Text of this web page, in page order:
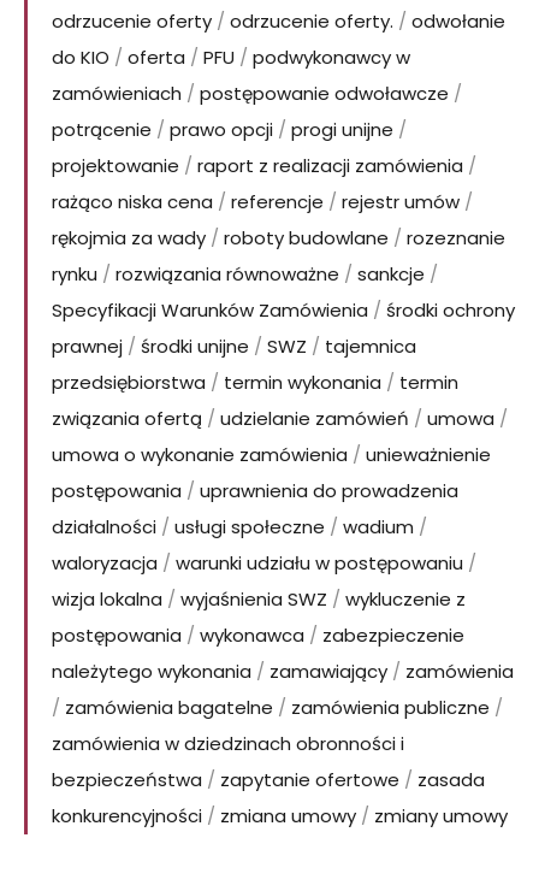
odrzucenie oferty / odrzucenie oferty. / odwołanie
do KIO / oferta / PFU / podwykonawcy w
zamówieniach / postępowanie odwoławcze /
potrącenie / prawo opcji / progi unijne /
projektowanie / raport z realizacji zamówienia /
rażąco niska cena / referencje / rejestr umów /
rękojmia za wady / roboty budowlane / rozeznanie
rynku / rozwiązania równoważne / sankcje /
Specyfikacji Warunków Zamówienia / środki ochrony
prawnej / środki unijne / SWZ / tajemnica
przedsiębiorstwa / termin wykonania / termin
związania ofertą / udzielanie zamówień / umowa /
umowa o wykonanie zamówienia / unieważnienie
postępowania / uprawnienia do prowadzenia
działalności / usługi społeczne / wadium /
waloryzacja / warunki udziału w postępowaniu /
wizja lokalna / wyjaśnienia SWZ / wykluczenie z
postępowania / wykonawca / zabezpieczenie
należytego wykonania / zamawiający / zamówienia
/ zamówienia bagatelne / zamówienia publiczne /
zamówienia w dziedzinach obronności i
bezpieczeństwa / zapytanie ofertowe / zasada
konkurencyjności / zmiana umowy / zmiany umowy